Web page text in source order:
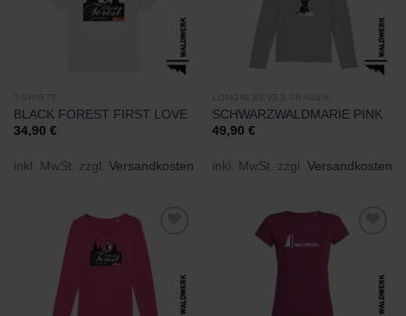
BLACK FOREST FIRST LOVE
34,90 €
inkl. MwSt. zzgl. Versandkosten
LONGSLEEVES FRAUEN
SCHWARZWALDMARIE PINK
49,90 €
inkl. MwSt. zzgl. Versandkosten
Wunschliste
hinzufügen
Wunschliste